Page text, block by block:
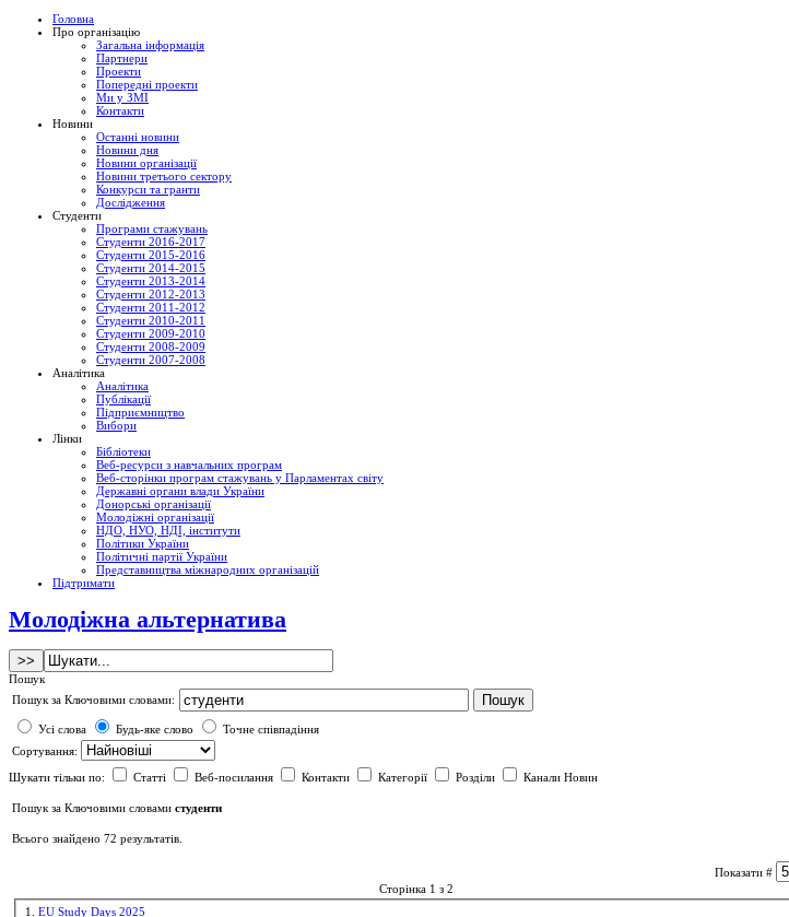
Головна
Про організацію
Загальна інформація
Партнери
Проекти
Попередні проекти
Ми у ЗМІ
Контакти
Новини
Останні новини
Новини дня
Новини організації
Новини третього сектору
Конкурси та гранти
Дослідження
Студенти
Програми стажувань
Студенти 2016-2017
Студенти 2015-2016
Студенти 2014-2015
Студенти 2013-2014
Студенти 2012-2013
Студенти 2011-2012
Студенти 2010-2011
Студенти 2009-2010
Студенти 2008-2009
Студенти 2007-2008
Аналітика
Аналітика
Публікації
Підприємництво
Вибори
Лінки
Бібліотеки
Веб-ресурси з навчальних програм
Веб-сторінки програм стажувань у Парламентах світу
Державні органи влади України
Донорські організації
Молодіжні організації
НДО, НУО, НДІ, інститути
Політики України
Політичні партії України
Представництва міжнародних організацій
Підтримати
Молодіжна альтернатива
Пошук
Пошук за Ключовими словами:
Пошук
Усі слова Будь-яке слово
Точне співпадіння
Сортування:
Шукати тільки по:
Статті Веб-посилання Контакти Категорії Розділи Канали Новин
Пошук за Ключовими словами студенти
Всього знайдено 72 результатів.
Показати #
Сторінка 1 з 2
1.EU Study Days 2025